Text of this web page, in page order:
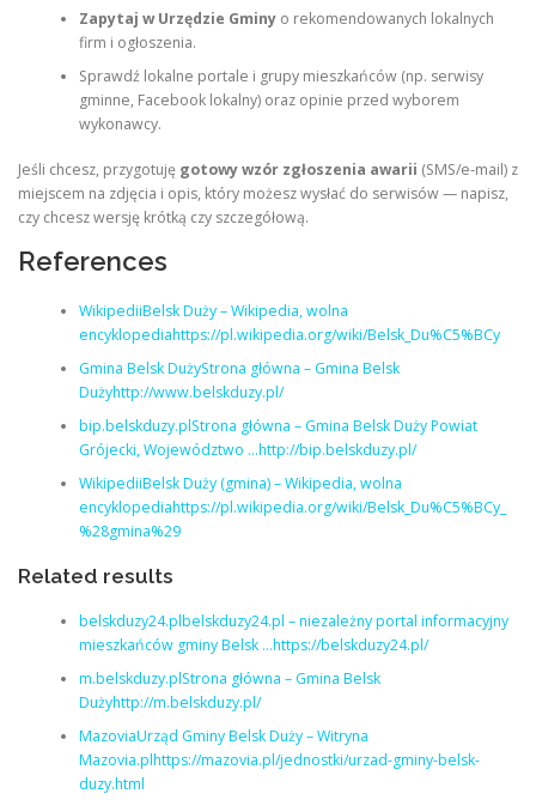
Zapytaj w Urzędzie Gminyo rekomendowanych lokalnych
firm i ogłoszenia.
Sprawdź lokalne portale i grupy mieszkańców (np. serwisy
gminne, Facebook lokalny) oraz opinie przed wyborem
wykonawcy.
Jeśli chcesz, przygotuję gotowy wzór zgłoszenia awarii (SMS/e‑mail) z
miejscem na zdjęcia i opis, który możesz wysłać do serwisów — napisz,
czy chcesz wersję krótką czy szczegółową.
References
WikipediiBelsk Duży – Wikipedia, wolna
encyklopediahttps://pl.wikipedia.org/wiki/Belsk_Du%C5%BCy
Gmina Belsk DużyStrona główna – Gmina Belsk
Dużyhttp://www.belskduzy.pl/
bip.belskduzy.plStrona główna – Gmina Belsk Duży Powiat
Grójecki, Województwo …http://bip.belskduzy.pl/
WikipediiBelsk Duży (gmina) – Wikipedia, wolna
encyklopediahttps://pl.wikipedia.org/wiki/Belsk_Du%C5%BCy_
%28gmina%29
Related results
belskduzy24.plbelskduzy24.pl – niezależny portal informacyjny
mieszkańców gminy Belsk …https://belskduzy24.pl/
m.belskduzy.plStrona główna – Gmina Belsk
Dużyhttp://m.belskduzy.pl/
MazoviaUrząd Gminy Belsk Duży – Witryna
Mazovia.plhttps://mazovia.pl/jednostki/urzad-gminy-belsk-
duzy.html